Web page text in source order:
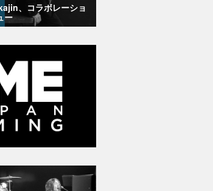
、コラボレーショ
ー